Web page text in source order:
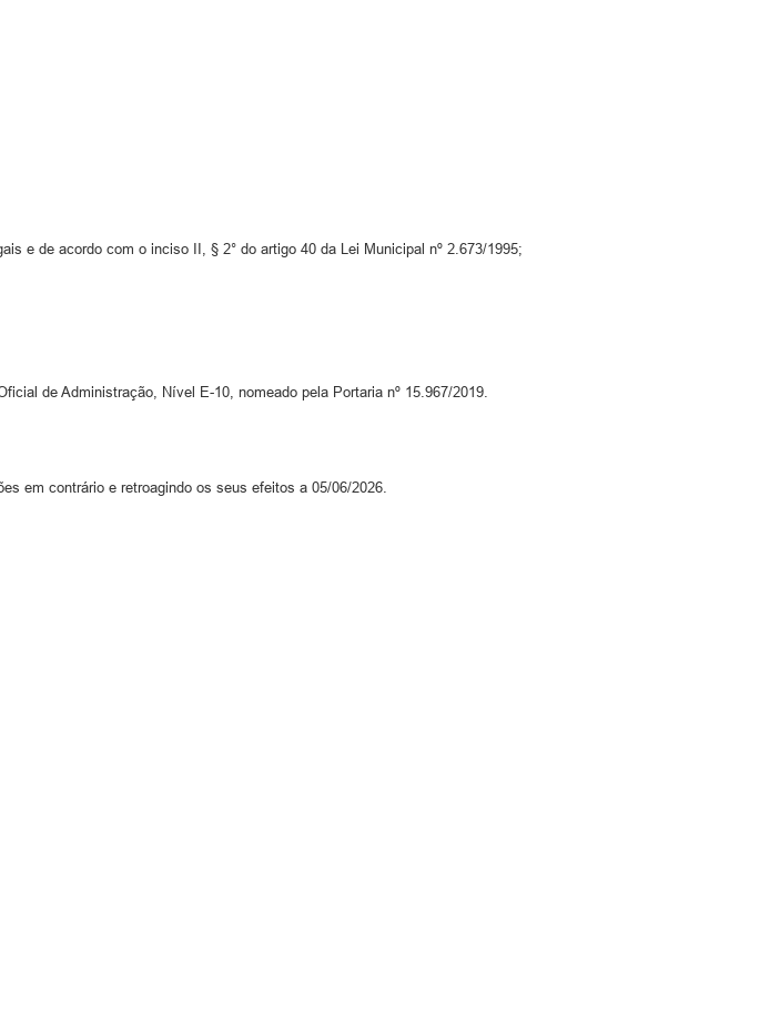
e de acordo com o inciso II, § 2° do artigo 40 da Lei Municipal nº 2.673/1995;
de Administração, Nível E-10, nomeado pela Portaria nº 15.967/2019.
em contrário e retroagindo os seus efeitos a 05/06/2026.